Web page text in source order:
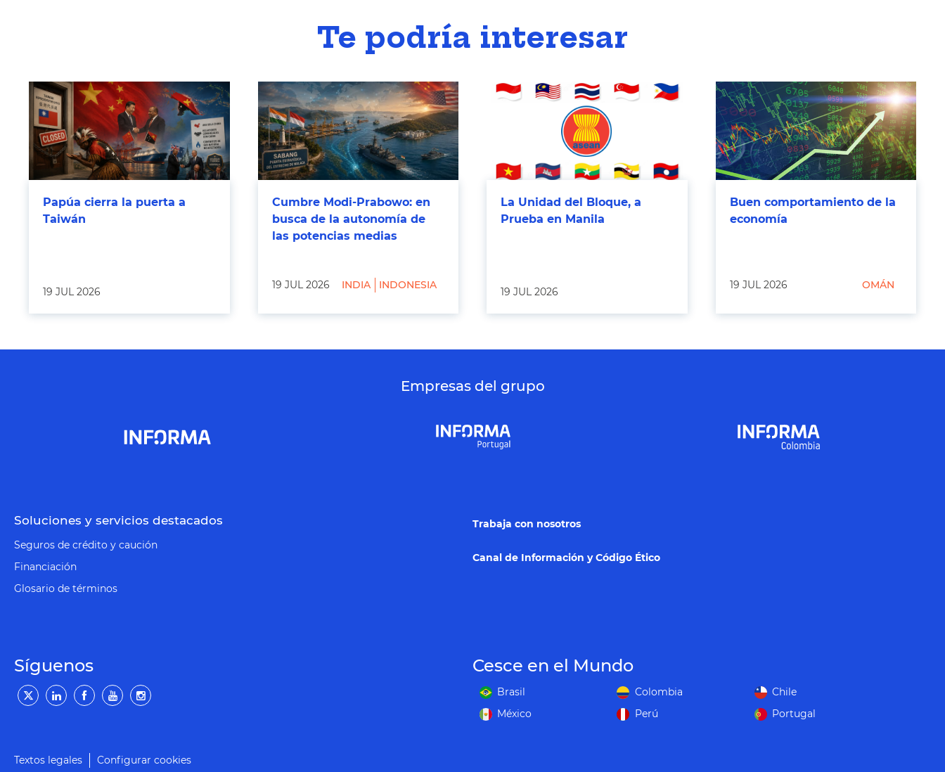
Te podría interesar
Papúa cierra la puerta a
Taiwán
19 JUL 2026
Cumbre Modi-Prabowo: en
busca de la autonomía de
las potencias medias
19 JUL 2026 INDIA INDONESIA
La Unidad del Bloque, a
Prueba en Manila
19 JUL 2026
Buen comportamiento de la
economía
19 JUL 2026 OMÁN
Empresas del grupo
Soluciones y servicios destacados
Seguros de crédito y caución
Financiación
Glosario de términos
Trabaja con nosotros
Canal de Información y Código Ético
Síguenos Cesce en el Mundo
Brasil Colombia
Chile
México
Perú Portugal
Textos legales Configurar cookies